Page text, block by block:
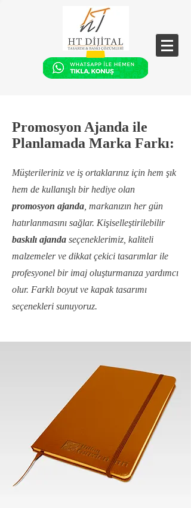
Promosyon Ajanda ile
Planlamada Marka Farkı:
Müşterileriniz ve iş ortaklarınız için hem şık
hem de kullanışlı bir hediye olan
promosyon ajanda , markanızın her gün
hatırlanmasını sağlar. Kişiselleştirilebilir
baskılı ajanda seçeneklerimiz, kaliteli
malzemeler ve dikkat çekici tasarımlar ile
profesyonel bir imaj oluşturmanıza yardımcı
olur. Farklı boyut ve kapak tasarımı
seçenekleri sunuyoruz.